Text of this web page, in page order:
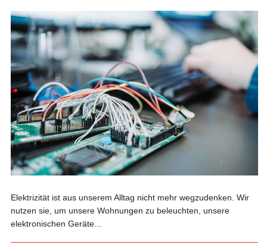
Elektrizität ist aus unserem Alltag nicht mehr wegzudenken. Wir
nutzen sie, um unsere Wohnungen zu beleuchten, unsere
elektronischen Geräte...